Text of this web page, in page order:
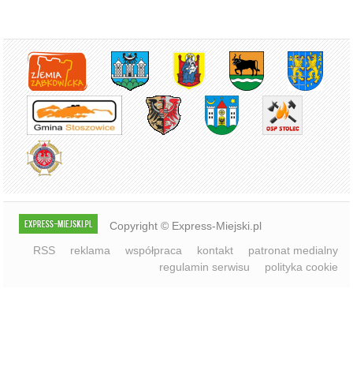
Copyright © Express-Miejski.pl
RSS
reklama współpraca kontakt
patronat medialny
regulamin serwisu
polityka cookie